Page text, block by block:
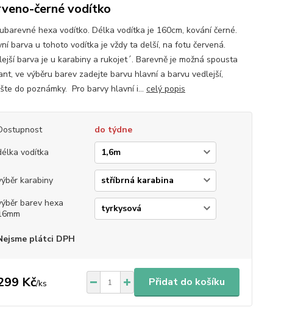
černé vodítko
hexa vodítko. Délka vodítka je 160cm, kování černé.
barva u tohoto vodítka je vždy ta delší, na fotu červená.
barva je u karabiny a rukojet´. Barevně je možná spousta
ve výběru barev zadejte barvu hlavní a barvu vedlejší,
do poznámky. Pro barvy hlavní i... celý popis
do týdne
vodítka
karabiny
barev hexa
plátci DPH
Kč/ks Přidat do košíku